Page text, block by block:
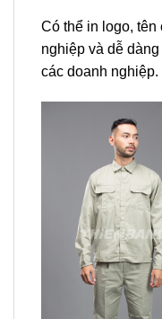
Có thể in logo, tên
nghiệp và dễ
các doanh nghiệp.